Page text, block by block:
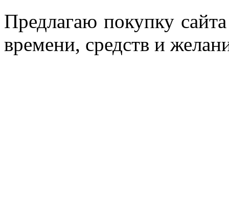
Пред­ла­гаю по­куп­ку
вре­мени, средств и